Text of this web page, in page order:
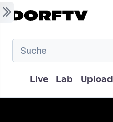
Skip to main content
Hauptnavigation
Live Lab Upload